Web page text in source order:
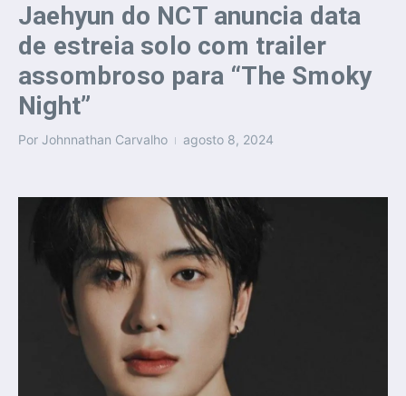
Jaehyun do NCT anuncia data
de estreia solo com trailer
assombroso para “The Smoky
Night”
Por Johnnathan Carvalho agosto 8, 2024